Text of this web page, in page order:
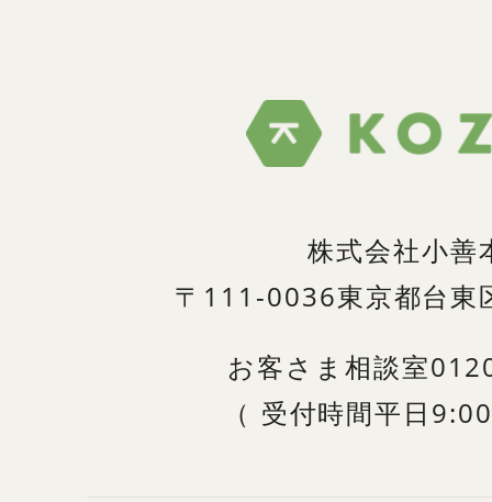
株式会社小善
〒111-0036東京都台
お客さま相談室
（ 受付時間平日